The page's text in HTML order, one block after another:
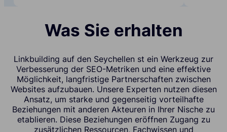
Was Sie erhalten
Linkbuilding auf den Seychellen st ein Werkzeug zur
Verbesserung der SEO-Metriken und eine effektive
Möglichkeit, langfristige Partnerschaften zwischen
Websites aufzubauen. Unsere Experten nutzen diesen
Ansatz, um starke und gegenseitig vorteilhafte
Beziehungen mit anderen Akteuren in Ihrer Nische zu
etablieren. Diese Beziehungen eröffnen Zugang zu
zusätzlichen Ressourcen, Fachwissen und